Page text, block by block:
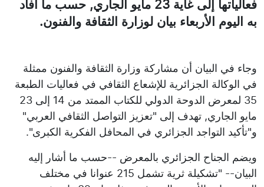
فعالياتها إلى غاية 23 مايو الجاري, حسب ما أفاد
به اليوم الأربعاء بيان لوزارة الثقافة والفنون.
وجاء في البيان أن مشاركة وزارة الثقافة والفنون ممثلة
في الوكالة الجزائرية للإشعاع الثقافي في فعاليات الطبعة
35 لمعرض الدوحة الدولي للكتاب الممتد من 14 إلى 23
مايو الجاري, تهدف إلى "تعزيز التواصل الثقافي العربي"
و"تأكيد التواجد الجزائري في المحافل الفكرية الكبرى".
ويضم الجناح الجزائري بالمعرض --حسب ما أشار إليه
البيان-- "تشكيلة ثرية تشمل 215 عنوانا في مختلف